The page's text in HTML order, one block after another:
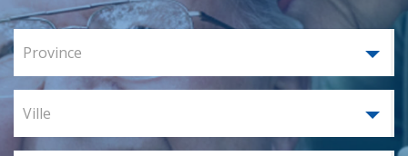
Province
Ville